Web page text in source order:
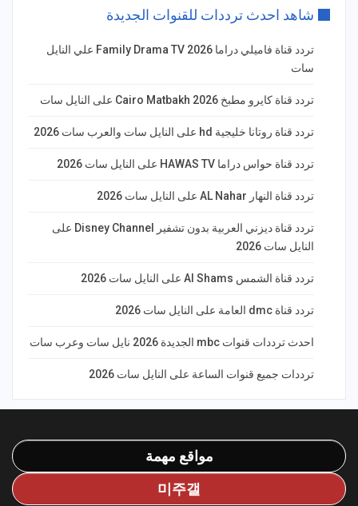
شاهد احدث ترددات للقنوات الجديدة
تردد قناة فاميلي دراما Family Drama TV 2026 علي النايل
سات
تردد قناة كايرو مطبخ 2026 Cairo Matbakh على النايل سات
تردد قناة روتانا خليجية hd على النايل سات والعرب سات 2026
تردد قناة حواس دراما HAWAS TV على النايل سات 2026
تردد قناة النهار AL Nahar على النايل سات 2026
تردد قناة ديزني العربية بدون تشفير Disney Channel على
النايل سات 2026
تردد قناة الشمس Al Shams على النايل سات 2026
تردد قناة dmc العامة على النايل سات 2026
احدث ترددات قنوات mbc الجديدة 2026 نايل سات وعرب سات
ترددات جميع قنوات الساعة على النايل سات 2026
مواقع مهمة
미주갤